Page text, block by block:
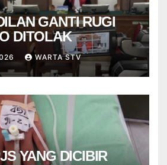
GANTI RUGI
DITOLAK
WARTA STV
YANG DICIBIR